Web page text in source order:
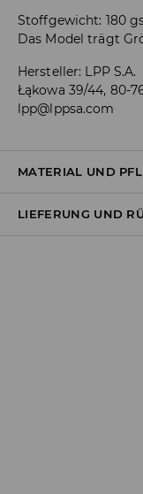
Stoffgewicht: 180
Das Model trägt
Hersteller: LPP S.A.
Łąkowa 39/44, 80-
lpp@lppsa.com
MATERIAL UND
Material I: 100%
LIEFERUNG UND